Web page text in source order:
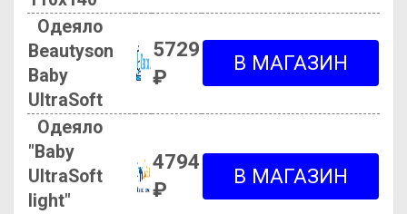
Одеяло
Beautyson
Baby
UltraSoft
5729
₽
Одеяло
"Baby
UltraSoft
light"
4794
₽